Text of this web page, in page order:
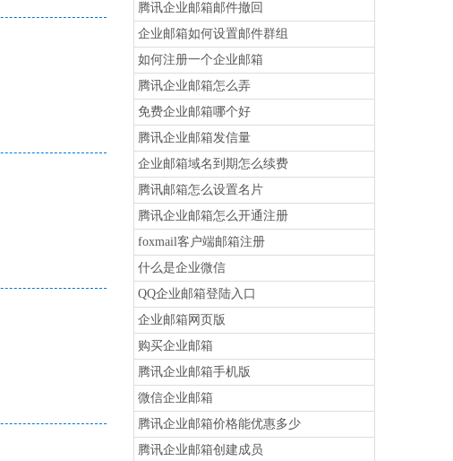
腾讯企业邮箱邮件撤回
企业邮箱如何设置邮件群组
如何注册一个企业邮箱
腾讯企业邮箱怎么弄
免费企业邮箱哪个好
腾讯企业邮箱发信量
企业邮箱域名到期怎么续费
腾讯邮箱怎么设置名片
腾讯企业邮箱怎么开通注册
foxmail客户端邮箱注册
什么是企业微信
QQ企业邮箱登陆入口
企业邮箱网页版
购买企业邮箱
腾讯企业邮箱手机版
微信企业邮箱
腾讯企业邮箱价格能优惠多少
腾讯企业邮箱创建成员